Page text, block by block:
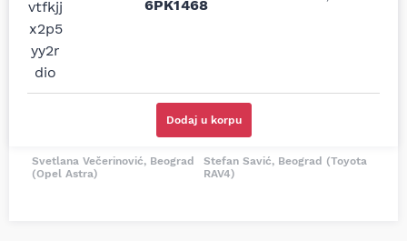
6PK1468
Dodaj u korpu
i definitivno najbolje
cene su ovde. Kupila
sam više puta auto
delove iz MD Auto. Uvek
odgovarajuću opremu.
Svetlana Večerinović, Beograd
(Opel Astra)
tačan naziv i tip
preporučio
odgovarajućeg
proizvođača.
Stefan Savić, Beograd (Toyota
RAV4)